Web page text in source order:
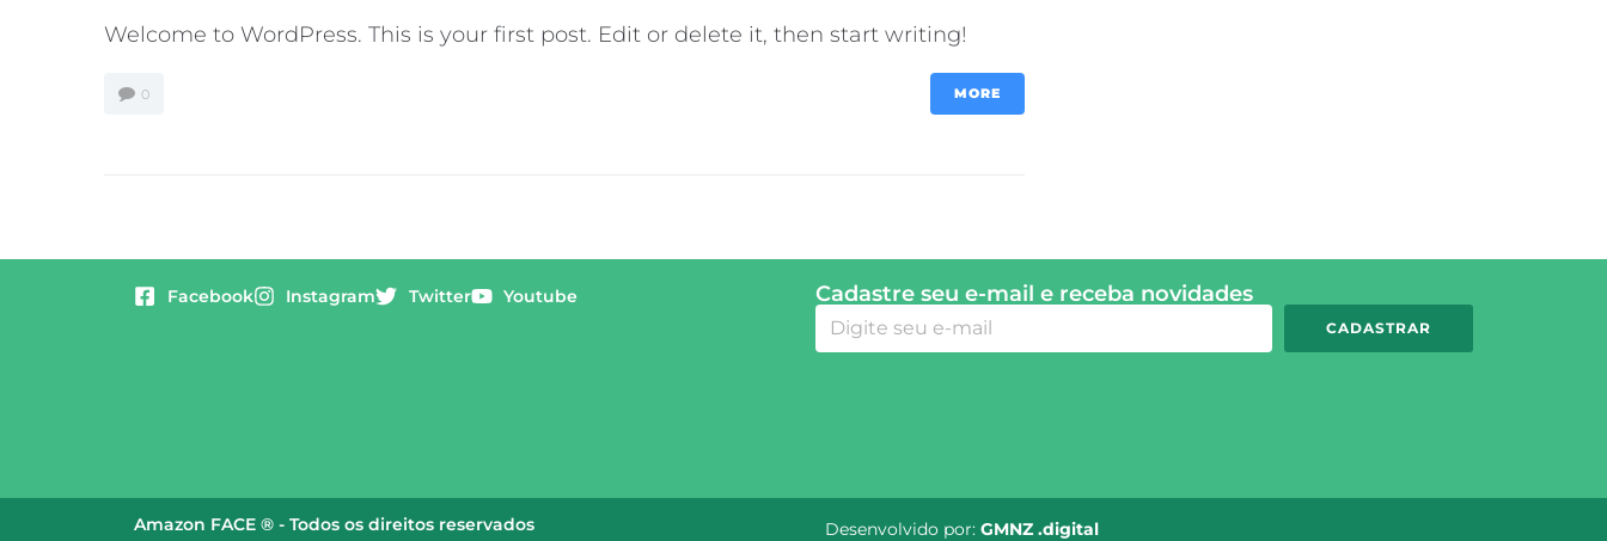
Welcome to WordPress. This is your first post. Edit or delete it, then start writing!
0 MORE
Facebook Instagram Twitter Youtube Cadastre seu e-mail e receba novidades
CADASTRAR
Amazon FACE ® - Todos os direitos reservados Desenvolvido por: GMNZ .digital